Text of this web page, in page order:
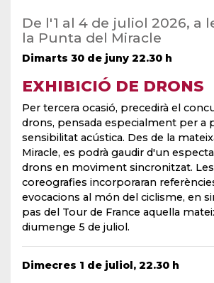
De l'1 al 4 de juliol 2026, a
la Punta del Miracle
Dimarts 30 de juny 22.30 h
EXHIBICIÓ DE DRONS
Per tercera ocasió, precedirà el
drons, pensada especialment per a
sensibilitat acústica. Des de la
Miracle, es podrà gaudir d'un
drons en moviment sincronitzat.
coreografies incorporaran
evocacions al món del ciclisme, en
pas del Tour de France aquella
diumenge 5 de juliol.
Dimecres 1 de juliol, 22.30 h